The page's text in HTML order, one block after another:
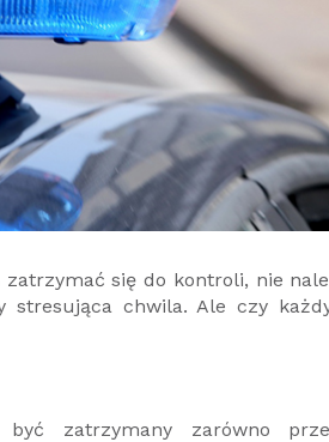
się do kontroli, nie
stresująca chwila. Ale czy
być zatrzymany zarówno